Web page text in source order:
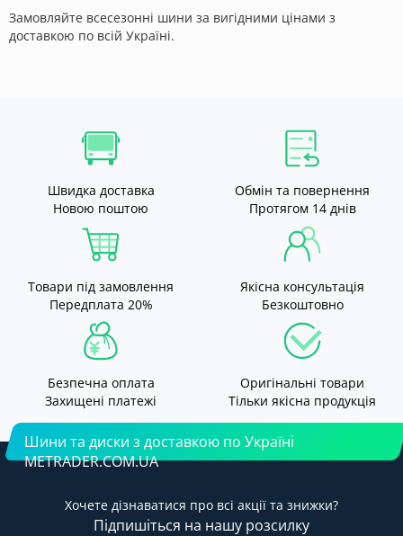
Замовляйте всесезонні шини за вигідними цінами з
доставкою по всій Україні.
Швидка доставка
Новою поштою
Обмін та повернення
Протягом 14 днів
Товари під замовлення
Передплата 20%
Якісна консультація
Безкоштовно
Безпечна оплата
Захищені платежі
Оригінальні товари
Тільки якісна продукція
Шини та диски з доставкою по Україні
METRADER.COM.UA
Хочете дізнаватися про всі акції та знижки?
Підпишіться на нашу розсилку